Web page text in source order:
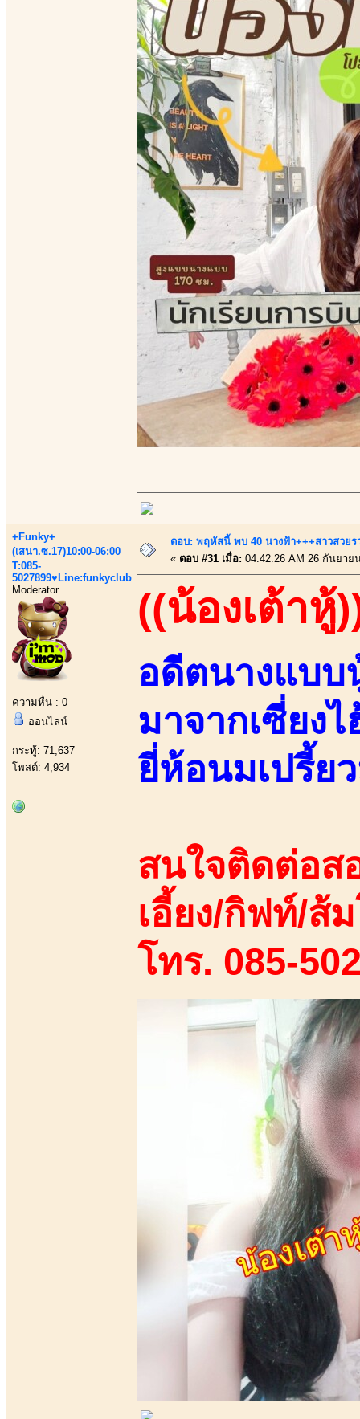
+Funky+
(เสนา.ซ.17)10:00-06:00
T:085-
5027899♥Line:funkyclub
Moderator
ความหื่น : 0
ออนไลน์
กระทู้: 71,637
โพสต์: 4,934
ตอบ: พฤหัสนี้ พบ 40 นางฟ้า+++สาวสวยร
« ตอบ #31 เมื่อ: 04:42:26 AM 26 กันยาย
((น้องเต้าหู้
อดีตนางแบบ
มาจากเซี่ยง
ยี่ห้อนมเปรี้ย
สนใจติดต่อส
เอี้ยง/กิฟท์/ส้
โทร. 085-